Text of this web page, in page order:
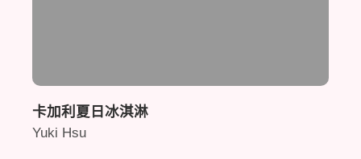
卡加利夏日冰淇淋
Yuki Hsu